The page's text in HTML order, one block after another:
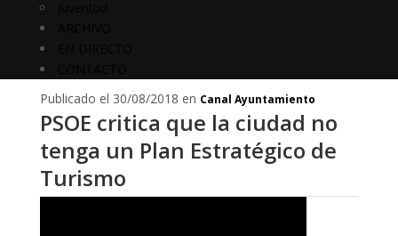
Publicado el 30/08/2018 en Canal Ayuntamiento
PSOE critica que la ciudad no
tenga un Plan Estratégico de
Turismo